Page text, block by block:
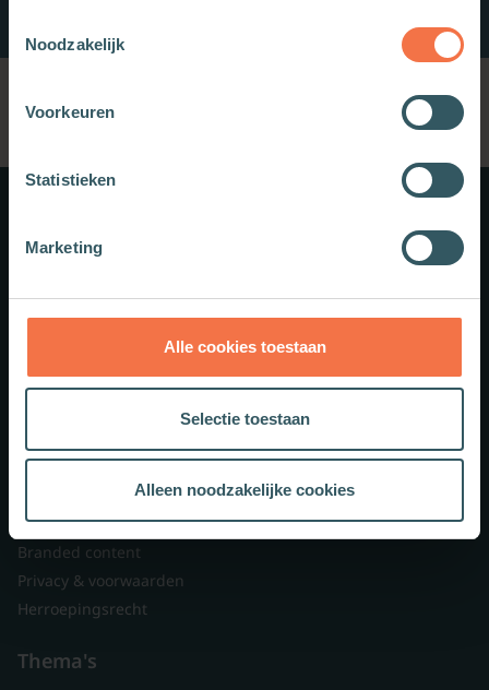
Noodzakelijk
Voorkeuren
Statistieken
Marketing
Alle cookies toestaan
Selectie toestaan
Alleen noodzakelijke cookies
Nieuwsbrieven
Veelgestelde vragen
Contact
Branded content
Privacy & voorwaarden
Herroepingsrecht
Thema's